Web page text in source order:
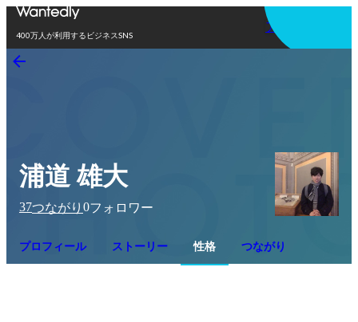
400万人が利用するビジネスSNS
アプリを使う
浦道 雄大
37つながり 0フォロワー
プロフィール ストーリー 性格 つながり